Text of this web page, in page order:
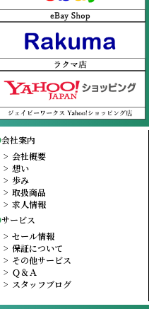
会社案内
会社概要
想い
歩み
取扱商品
求人情報
サービス
セール情報
保証について
その他サービス
Ｑ＆Ａ
スタッフブログ